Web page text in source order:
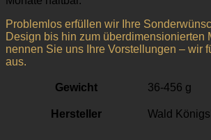
Problemlos erfüllen wir Ihre
Design bis hin zum überdimensionierten
nennen Sie uns Ihre Vorstellungen – wir
aus.
Gewicht 36-456 g
Hersteller Wald